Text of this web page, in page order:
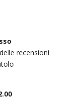
recensioni